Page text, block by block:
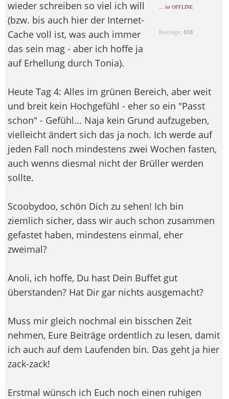
... ist OFFLINE
Beiträge: 658
wieder schreiben so viel ich will
(bzw. bis auch hier der Internet-
Cache voll ist, was auch immer
das sein mag - aber ich hoffe ja
auf Erhellung durch Tonia).
Heute Tag 4: Alles im grünen Bereich, aber weit
und breit kein Hochgefühl - eher so ein "Passt
schon" - Gefühl... Naja kein Grund aufzugeben,
vielleicht ändert sich das ja noch. Ich werde auf
jeden Fall noch mindestens zwei Wochen fasten,
auch wenns diesmal nicht der Brüller werden
sollte.
Scoobydoo, schön Dich zu sehen! Ich bin
ziemlich sicher, dass wir auch schon zusammen
gefastet haben, mindestens einmal, eher
zweimal?
Anoli, ich hoffe, Du hast Dein Buffet gut
überstanden? Hat Dir gar nichts ausgemacht?
Muss mir gleich nochmal ein bisschen Zeit
nehmen, Eure Beiträge ordentlich zu lesen, damit
ich auch auf dem Laufenden bin. Das geht ja hier
zack-zack!
Erstmal wünsch ich Euch noch einen ruhigen